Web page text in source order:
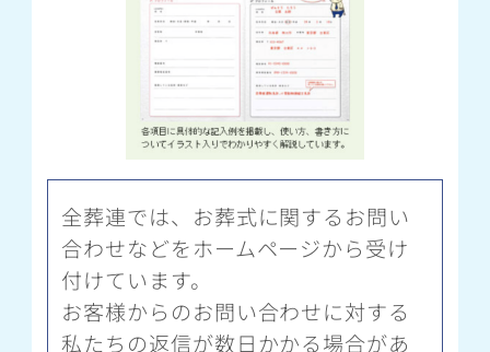
全葬連では、お葬式に関するお問い
合わせなどをホームページから受け
付けています。
お客様からのお問い合わせに対する
私たちの返信が数日かかる場合があ